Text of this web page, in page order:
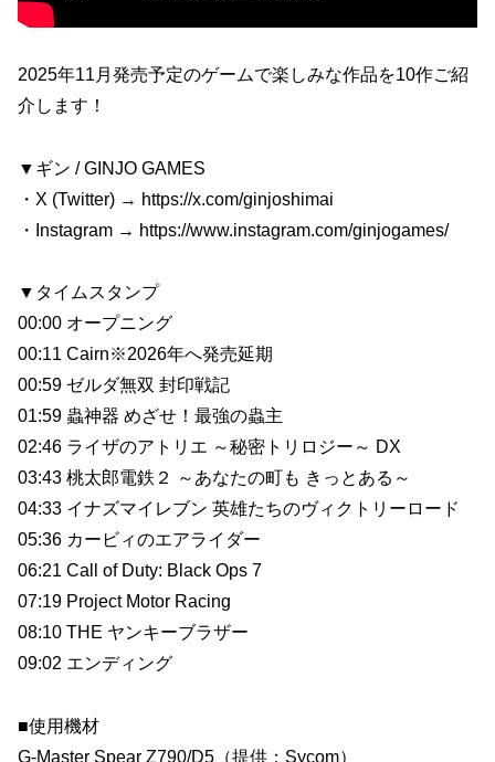
2025年11月発売予定のゲームで楽しみな作品を10作ご紹
介します！
▼ギン / GINJO GAMES
・X (Twitter) → https://x.com/ginjoshimai
・Instagram → https://www.instagram.com/ginjogames/
▼タイムスタンプ
00:00 オープニング
00:11 Cairn※2026年へ発売延期
00:59 ゼルダ無双 封印戦記
01:59 蟲神器 めざせ！最強の蟲主
02:46 ライザのアトリエ ～秘密トリロジー～ DX
03:43 桃太郎電鉄２ ～あなたの町も きっとある～
04:33 イナズマイレブン 英雄たちのヴィクトリーロード
05:36 カービィのエアライダー
06:21 Call of Duty: Black Ops 7
07:19 Project Motor Racing
08:10 THE ヤンキーブラザー
09:02 エンディング
■使用機材
G-Master Spear Z790/D5（提供：Sycom）